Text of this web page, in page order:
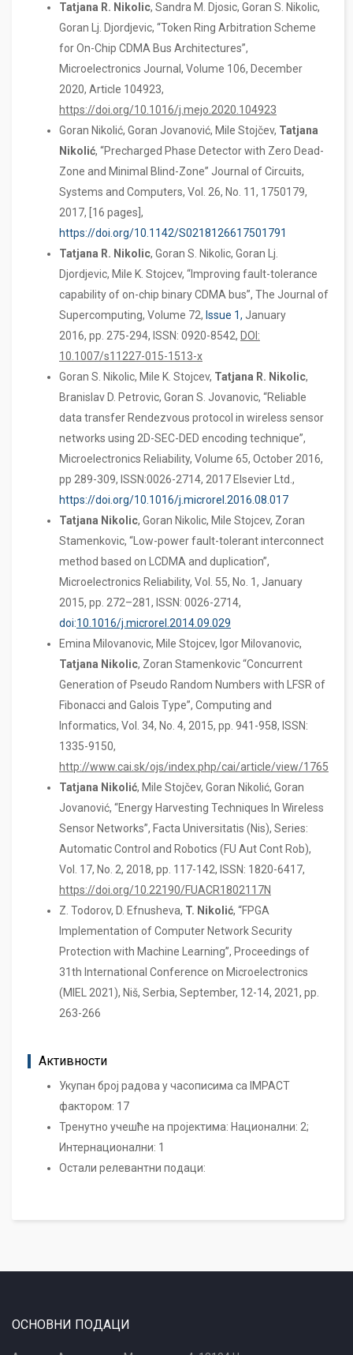
Tatjana R. Nikolic, Sandra M. Djosic, Goran S. Nikolic,
Goran Lj. Djordjevic, “Token Ring Arbitration Scheme
for On-Chip CDMA Bus Architectures”,
Microelectronics Journal, Volume 106, December
2020, Article 104923,
https://doi.org/10.1016/j.mejo.2020.104923
Goran Nikolić, Goran Jovanović, Mile Stojčev, Tatjana
Nikolić, “Precharged Phase Detector with Zero Dead-
Zone and Minimal Blind-Zone” Journal of Circuits,
Systems and Computers, Vol. 26, No. 11, 1750179,
2017, [16 pages],
https://doi.org/10.1142/S0218126617501791
Tatjana R. Nikolic, Goran S. Nikolic, Goran Lj.
Djordjevic, Mile K. Stojcev, “Improving fault-tolerance
capability of on-chip binary CDMA bus”, The Journal of
Supercomputing, Volume 72, Issue 1, January
2016, pp. 275-294, ISSN: 0920-8542, DOI:
10.1007/s11227-015-1513-x
Goran S. Nikolic, Mile K. Stojcev, Tatjana R. Nikolic,
Branislav D. Petrovic, Goran S. Jovanovic, “Reliable
data transfer Rendezvous protocol in wireless sensor
networks using 2D-SEC-DED encoding technique”,
Microelectronics Reliability, Volume 65, October 2016,
pp 289-309, ISSN:0026-2714, 2017 Elsevier Ltd.,
https://doi.org/10.1016/j.microrel.2016.08.017
Tatjana Nikolic, Goran Nikolic, Mile Stojcev, Zoran
Stamenkovic, “Low-power fault-tolerant interconnect
method based on LCDMA and duplication”,
Microelectronics Reliability, Vol. 55, No. 1, January
2015, pp. 272–281, ISSN: 0026-2714,
doi:10.1016/j.microrel.2014.09.029
Emina Milovanovic, Mile Stojcev, Igor Milovanovic,
Tatjana Nikolic, Zoran Stamenkovic “Concurrent
Generation of Pseudo Random Numbers with LFSR of
Fibonacci and Galois Type”, Computing and
Informatics, Vol. 34, No. 4, 2015, pp. 941-958, ISSN:
1335-9150,
http://www.cai.sk/ojs/index.php/cai/article/view/1765
Tatjana Nikolić, Mile Stojčev, Goran Nikolić, Goran
Jovanović, “Energy Harvesting Techniques In Wireless
Sensor Networks”, Facta Universitatis (Nis), Series:
Automatic Control and Robotics (FU Aut Cont Rob),
Vol. 17, No. 2, 2018, pp. 117-142, ISSN: 1820-6417,
https://doi.org/10.22190/FUACR1802117N
Z. Todorov, D. Efnusheva, T. Nikolić, “FPGA
Implementation of Computer Network Security
Protection with Machine Learning”, Proceedings of
31th International Conference оn Microelectronics
(MIEL 2021), Niš, Serbia, September, 12-14, 2021, pp.
263-266
Активности
Укупан број радова у часописима са IMPACT
фактором: 17
Тренутно учешће на пројектима: Национални: 2;
Интернационални: 1
Остали релевантни подаци:
ОСНОВНИ ПОДАЦИ